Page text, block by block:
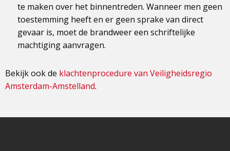
te maken over het binnentreden. Wanneer men geen
toestemming heeft en er geen sprake van direct
gevaar is, moet de brandweer een schriftelijke
machtiging aanvragen.
Bekijk ook de klachtenprocedure van Veiligheidsregio
Amsterdam-Amstelland.